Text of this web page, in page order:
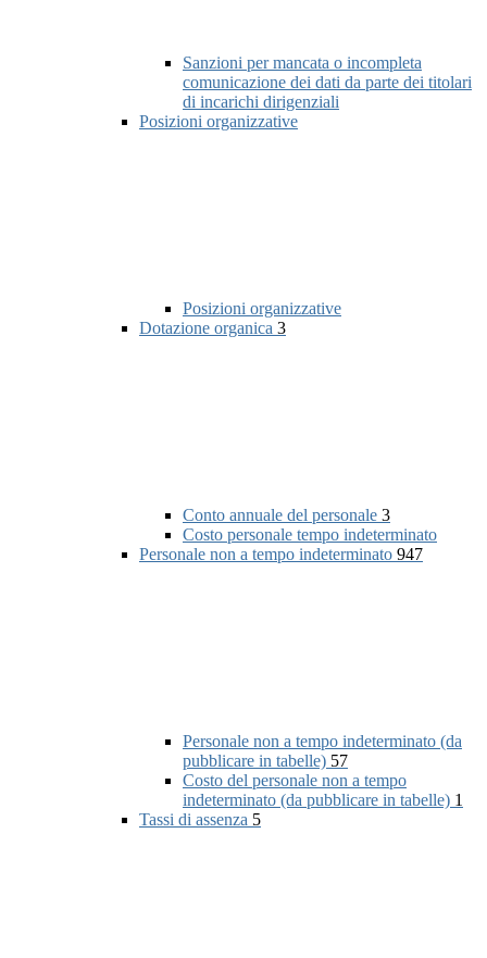
Sanzioni per mancata o incompleta
comunicazione dei dati da parte dei titolari
di incarichi dirigenziali
Posizioni organizzative
Posizioni organizzative
Dotazione organica 3
Conto annuale del personale 3
Costo personale tempo indeterminato
Personale non a tempo indeterminato 947
Personale non a tempo indeterminato (da
pubblicare in tabelle) 57
Costo del personale non a tempo
indeterminato (da pubblicare in tabelle) 1
Tassi di assenza 5